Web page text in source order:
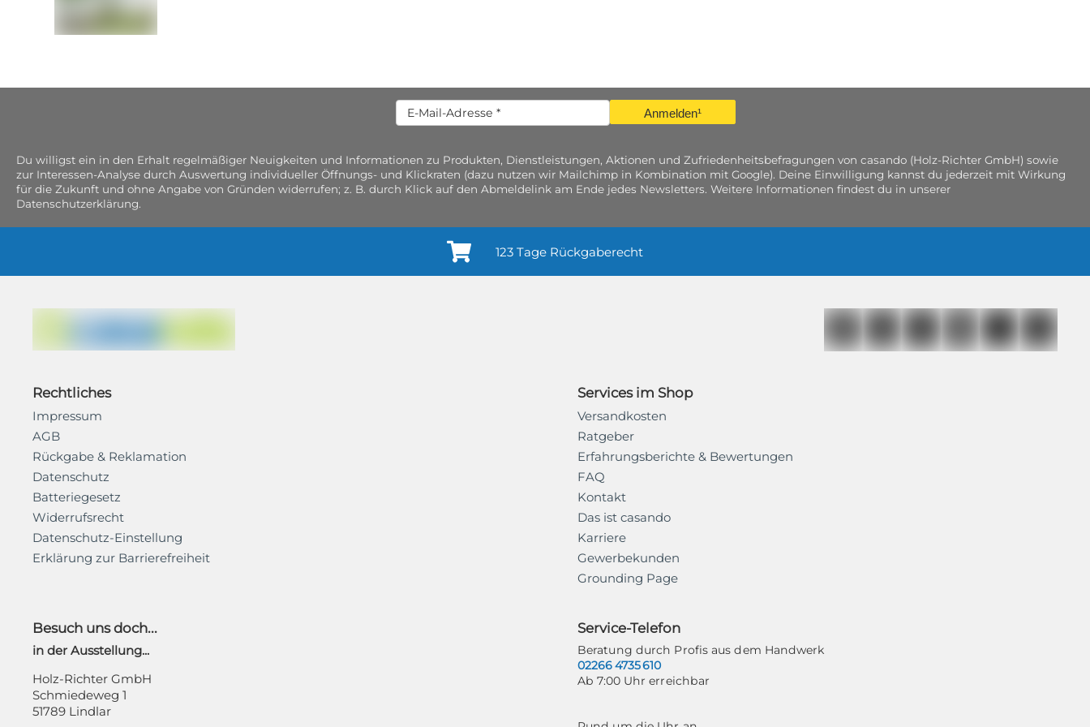
Anmelden¹
Du willigst ein in den Erhalt regelmäßiger Neuigkeiten und Informationen zu Produkten, Dienstleistungen, Aktionen und Zufriedenheitsbefragungen von casando (Holz-Richter GmbH) sowie
zur Interessen-Analyse durch Auswertung individueller Öffnungs- und Klickraten (dazu nutzen wir Mailchimp in Kombination mit Google). Deine Einwilligung kannst du jederzeit mit Wirkung
für die Zukunft und ohne Angabe von Gründen widerrufen; z. B. durch Klick auf den Abmeldelink am Ende jedes Newsletters. Weitere Informationen findest du in unserer
Datenschutzerklärung.
123 Tage Rückgaberecht
Rechtliches
Impressum
AGB
Rückgabe & Reklamation
Datenschutz
Batteriegesetz
Widerrufsrecht
Datenschutz-Einstellung
Erklärung zur Barrierefreiheit
Services im Shop
Versandkosten
Ratgeber
Erfahrungsberichte & Bewertungen
FAQ
Kontakt
Das ist casando
Karriere
Gewerbekunden
Grounding Page
Besuch uns doch...
in der Ausstellung...
Holz-Richter GmbH
Schmiedeweg 1
51789 Lindlar
Service-Telefon
Beratung durch Profis aus dem Handwerk
02266 4735 610
Ab 7:00 Uhr erreichbar